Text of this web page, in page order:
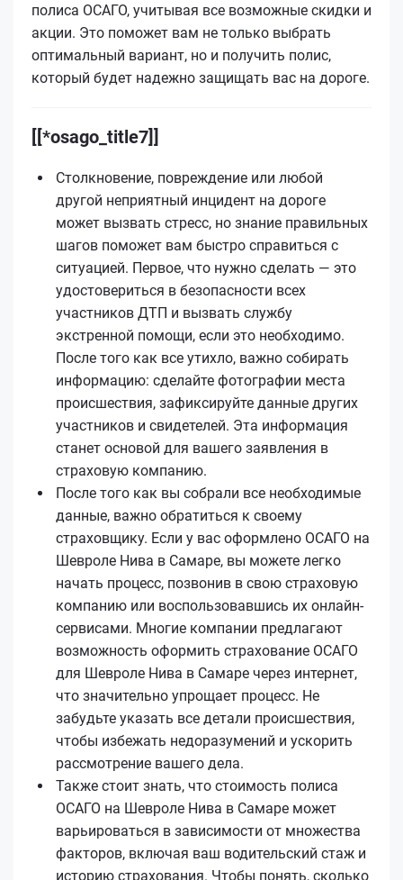
полиса ОСАГО, учитывая все возможные скидки и
акции. Это поможет вам не только выбрать
оптимальный вариант, но и получить полис,
который будет надежно защищать вас на дороге.
[[*osago_title7]]
Столкновение, повреждение или любой
другой неприятный инцидент на дороге
может вызвать стресс, но знание правильных
шагов поможет вам быстро справиться с
ситуацией. Первое, что нужно сделать — это
удостовериться в безопасности всех
участников ДТП и вызвать службу
экстренной помощи, если это необходимо.
После того как все утихло, важно собирать
информацию: сделайте фотографии места
происшествия, зафиксируйте данные других
участников и свидетелей. Эта информация
станет основой для вашего заявления в
страховую компанию.
После того как вы собрали все необходимые
данные, важно обратиться к своему
страховщику. Если у вас оформлено ОСАГО на
Шевроле Нива в Самаре, вы можете легко
начать процесс, позвонив в свою страховую
компанию или воспользовавшись их онлайн-
сервисами. Многие компании предлагают
возможность оформить страхование ОСАГО
для Шевроле Нива в Самаре через интернет,
что значительно упрощает процесс. Не
забудьте указать все детали происшествия,
чтобы избежать недоразумений и ускорить
рассмотрение вашего дела.
Также стоит знать, что стоимость полиса
ОСАГО на Шевроле Нива в Самаре может
варьироваться в зависимости от множества
факторов, включая ваш водительский стаж и
историю страхования. Чтобы понять, сколько